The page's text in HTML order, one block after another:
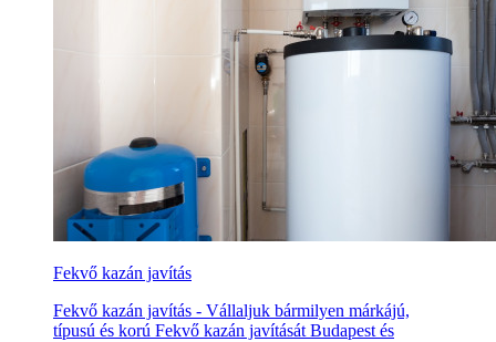
Fekvő kazán javítás
Fekvő kazán javítás - Vállaljuk bármilyen márkájú,
típusú és korú Fekvő kazán javítását Budapest és